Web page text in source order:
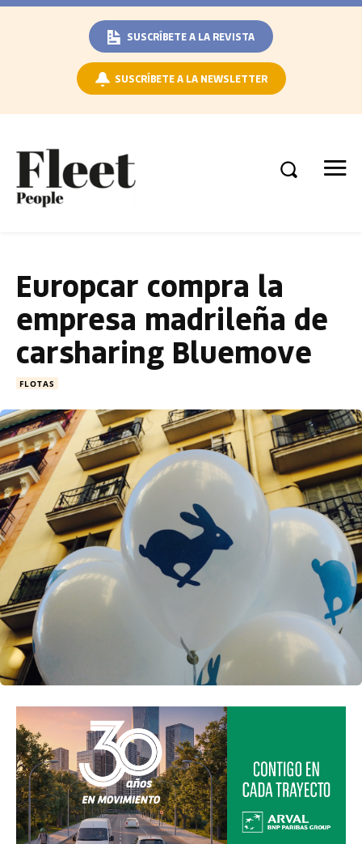
SUSCRÍBETE A LA REVISTA
SUSCRÍBETE A LA NEWSLETTER
Europcar compra la
empresa madrileña de
carsharing Bluemove
FLOTAS